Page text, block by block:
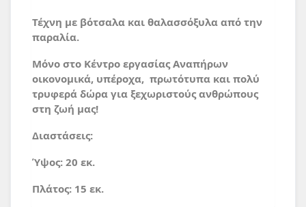
Τέχνη με βότσαλα και θαλασσόξυλα από την
παραλία.
Μόνο στο Κέντρο εργασίας Αναπήρων
οικονομικά, υπέροχα, πρωτότυπα και πολύ
τρυφερά δώρα για ξεχωριστούς ανθρώπους
στη ζωή μας!
Διαστάσεις:
Ύψος: 20 εκ.
Πλάτος: 15 εκ.